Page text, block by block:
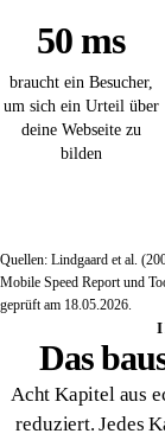
50 ms
braucht ein Besucher,
um sich ein Urteil über
deine Webseite zu
bilden
Quellen: Lindgaard et al.
Mobile Speed Report und
geprüft am 18.05.2026.
Das
Acht Kapitel aus
reduziert. Jedes